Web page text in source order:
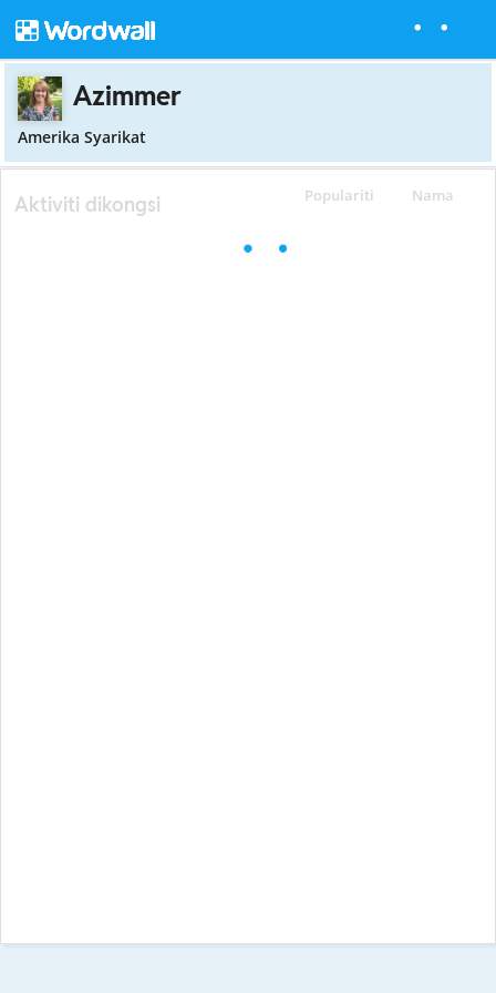
Azimmer
Amerika Syarikat
Populariti Nama
Aktiviti dikongsi